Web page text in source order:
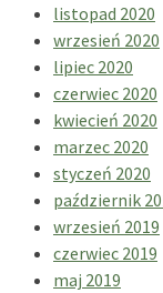
listopad 2020
wrzesień 2020
lipiec 2020
czerwiec 2020
kwiecień 2020
marzec 2020
styczeń 2020
październik
wrzesień 2019
czerwiec 2019
maj 2019